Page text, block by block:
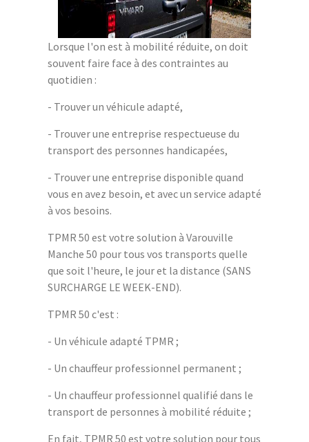
Lorsque l'on est à mobilité réduite, on doit
souvent faire face à des contraintes au
quotidien :
- Trouver un véhicule adapté,
- Trouver une entreprise respectueuse du
transport des personnes handicapées,
- Trouver une entreprise disponible quand
vous en avez besoin, et avec un service adapté
à vos besoins.
TPMR 50 est votre solution à Varouville
Manche 50 pour tous vos transports quelle
que soit l'heure, le jour et la distance (SANS
SURCHARGE LE WEEK-END).
TPMR 50 c'est :
- Un véhicule adapté TPMR ;
- Un chauffeur professionnel permanent ;
- Un chauffeur professionnel qualifié dans le
transport de personnes à mobilité réduite ;
En fait, TPMR 50 est votre solution pour tous